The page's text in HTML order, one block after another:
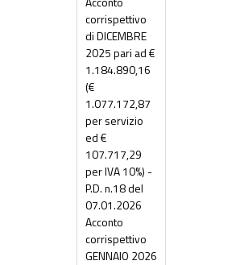
corrispettivo
di DICEMBRE
2025 pari ad €
1.184.890,16
(€
1.077.172,87
per servizio
ed €
107.717,29
per IVA 10%) -
P.D. n.18 del
07.01.2026
Acconto
corrispettivo
GENNAIO 2026